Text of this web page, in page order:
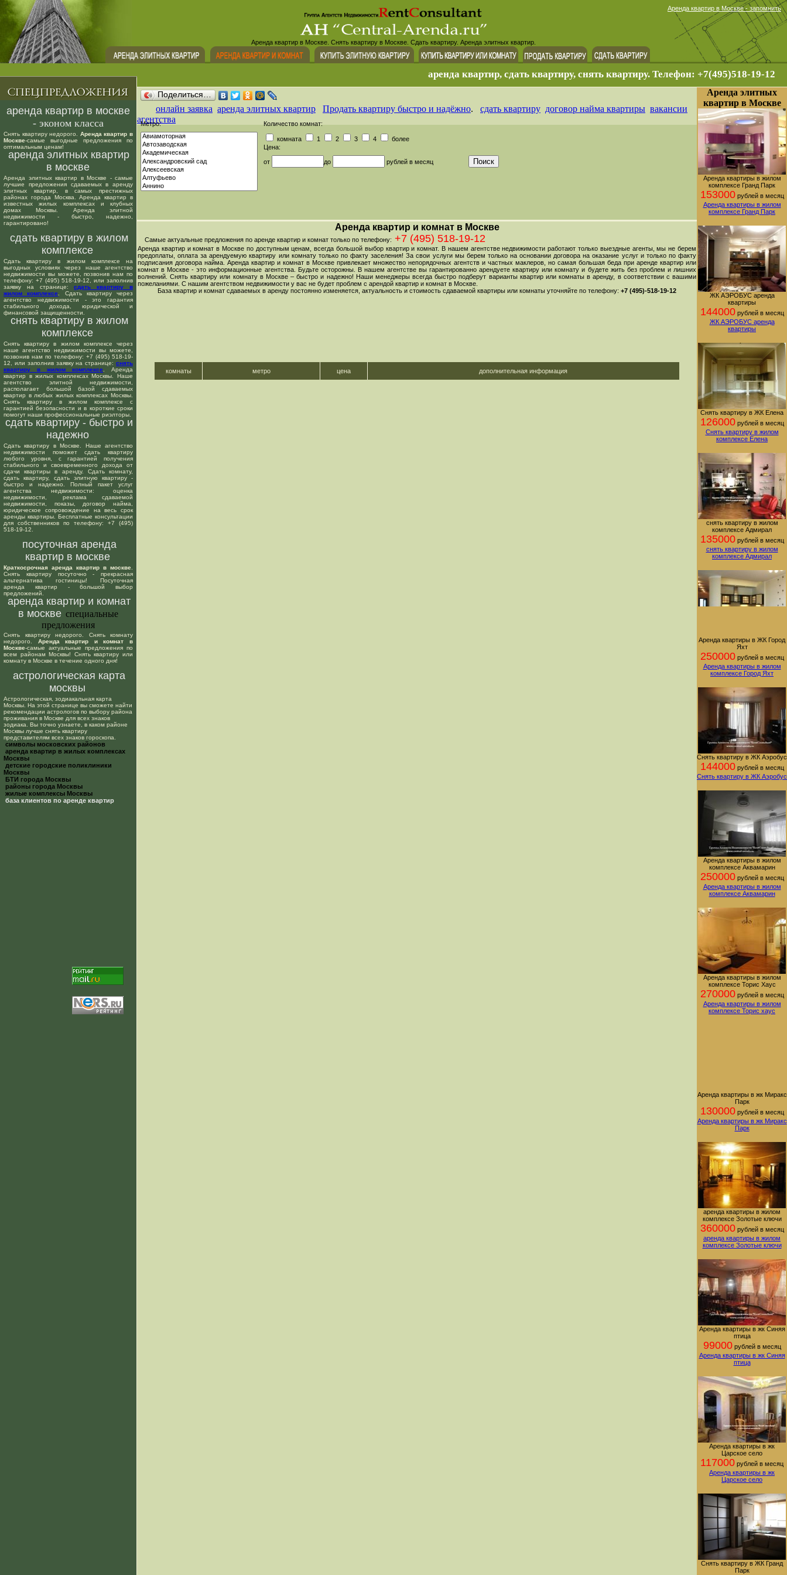
Аренда квартир в Москве - запомнить
Аренда квартир в Москве. Снять квартиру в Москве. Сдать квартиру. Аренда элитных квартир.
аренда квартир, сдать квартиру, снять квартиру. Телефон: +7(495)518-19-12
аренда квартир в москве
- эконом класса
Снять квартиру недорого. Аренда квартир в
Москве-самые выгодные предложения по
оптимальным ценам!
аренда элитных квартир
в москве
Аренда элитных квартир в Москве - самые
лучшие предложения сдаваемых в аренду
элитных квартир, в самых престижных
районах города Москва. Аренда квартир в
известных жилых комплексах и клубных
домах Москвы. Аренда элитной
недвижимости - быстро, надежно,
гарантировано!
сдать квартиру в жилом
комплексе
Сдать квартиру в жилом комплексе на
выгодных условиях через наше агентство
недвижимости вы можете, позвонив нам по
телефону: +7 (495) 518-19-12, или заполнив
заявку на странице:сдать квартиру в
жилом комплексе . Сдать квартиру через
агентство недвижимости - это гарантия
стабильного дохода, юридической и
финансовой защищенности.
снять квартиру в жилом
комплексе
Снять квартиру в жилом комплексе через
наше агентство недвижимости вы можете,
позвонив нам по телефону: +7 (495) 518-19-
12, или заполнив заявку на странице: снять
квартиру в жилом комплексе . Аренда
квартир в жилых комплексах Москвы. Наше
агентство элитной недвижимости,
располагает большой базой сдаваемых
квартир в любых жилых комплексах Москвы.
Снять квартиру в жилом комплексе с
гарантией безопасности и в короткие сроки
помогут наши профессиональные риэлторы.
сдать квартиру - быстро и
надежно
Сдать квартиру в Москве. Наше агентство
недвижимости поможет сдать квартиру
любого уровня, с гарантией получения
стабильного и своевременного дохода от
сдачи квартиры в аренду. Сдать комнату,
сдать квартиру, сдать элитную квартиру -
быстро и надежно. Полный пакет услуг
агентства недвижимости: оценка
недвижимости, реклама сдаваемой
недвижимости, показы, договор найма,
юридическое сопровождение на весь срок
аренды квартиры. Бесплатные консультации
для собственников по телефону: +7 (495)
518-19-12.
посуточная аренда
квартир в москве
Краткосрочная аренда квартир в москве
Снять квартиру посуточно - прекрасная
альтернатива гостиницы! Посуточная
аренда квартир - большой выбор
предложений.
аренда квартир и комнат
в москве специальные
предложения
Снять квартиру недорого. Снять комнату
недорого. Аренда квартир и комнат в
Москве-самые актуальные предложения по
всем районам Москвы! Снять квартиру или
комнату в Москве в течение одного дня!
астрологическая карта
москвы
Астрологическая, зодиакальная карта
Москвы. На этой странице вы сможете найти
рекомендации астрологов по выбору района
проживания в Москве для всех знаков
зодиака. Вы точно узнаете, в каком районе
Москвы лучше снять квартиру
представителям всех знаков гороскопа.
cимволы московских районов
аренда квартир в жилых комплексах
Москвы
детские городские поликлиники
Москвы
БТИ города Москвы
районы города Москвы
жилые комплексы Москвы
база клиентов по аренде квартир
Поделиться…
онлайн заявка аренда элитных квартир Продать квартиру быстро и надёжно. сдать квартиру договор найма квартиры вакансии
агентства
Метро: Количество комнат:
комната 1 2 3 4
более
Цена:
от до рублей в месяц
Аренда квартир и комнат в Москве
Самые актуальные предложения по аренде квартир и комнат только по телефону: +7 (495) 518-19-12
Аренда квартир и комнат в Москве по доступным ценам, всегда большой выбор квартир и комнат. В нашем агентстве недвижимости работают только выездные агенты, мы не берем
предоплаты, оплата за арендуемую квартиру или комнату только по факту заселения! За свои услуги мы берем только на основании договора на оказание услуг и только по факту
подписания договора найма. Аренда квартир и комнат в Москве привлекает множество непорядочных агентств и частных маклеров, но самая большая беда при аренде квартир или
комнат в Москве - это информационные агентства. Будьте осторожны. В нашем агентстве вы гарантированно арендуете квартиру или комнату и будете жить без проблем и лишних
волнений. Снять квартиру или комнату в Москве – быстро и надежно! Наши менеджеры всегда быстро подберут варианты квартир или комнаты в аренду, в соответствии с вашими
пожеланиями. С нашим агентством недвижимости у вас не будет проблем с арендой квартир и комнат в Москве.
База квартир и комнат сдаваемых в аренду постоянно изменяется, актуальность и стоимость сдаваемой квартиры или комнаты уточняйте по телефону: +7 (495)-518-19-12
комнаты метро цена дополнительная информация
Аренда элитных
квартир в Москве
Аренда квартиры в жилом
комплексе Гранд Парк
153000рублей в месяц
Аренда квартиры в жилом
комплексе Гранд Парк
ЖК АЭРОБУС аренда
квартиры
144000рублей в месяц
ЖК АЭРОБУС аренда
квартиры
Снять квартиру в ЖК Елена
126000рублей в месяц
Снять квартиру в жилом
комплексе Елена
снять квартиру в жилом
комплексе Адмирал
135000рублей в месяц
снять квартиру в жилом
комплексе Адмирал
Аренда квартиры в ЖК Город
Яхт
250000рублей в месяц
Аренда квартиры в жилом
комплексе Город Яхт
Снять квартиру в ЖК Аэробус
144000рублей в месяц
Снять квартиру в ЖК Аэробус
Аренда квартиры в жилом
комплексе Аквамарин
250000рублей в месяц
Аренда квартиры в жилом
комплексе Аквамарин
Аренда квартиры в жилом
комплексе Торис Хаус
270000рублей в месяц
Аренда квартиры в жилом
комплексе Торис хаус
Аренда квартиры в жк Миракс
Парк
130000рублей в месяц
Аренда квартиры в жк Миракс
Парк
аренда квартиры в жилом
комплексе Золотые ключи
360000рублей в месяц
аренда квартиры в жилом
комплексе Золотые ключи
Аренда квартиры в жк Синяя
птица
99000рублей в месяц
Аренда квартиры в жк Синяя
птица
Аренда квартиры в жк
Царское село
117000 рублей в месяц
Аренда квартиры в жк
Царское село
Снять квартиру в ЖК Гранд
Парк